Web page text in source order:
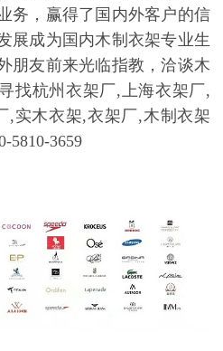
务，赢得了国内外客户的信
展成为国内木制衣架专业生
朋友前来光临指教，洽谈木
找杭州衣架厂,上海衣架厂,
,实木衣架,衣架厂,木制衣架
5810-3659